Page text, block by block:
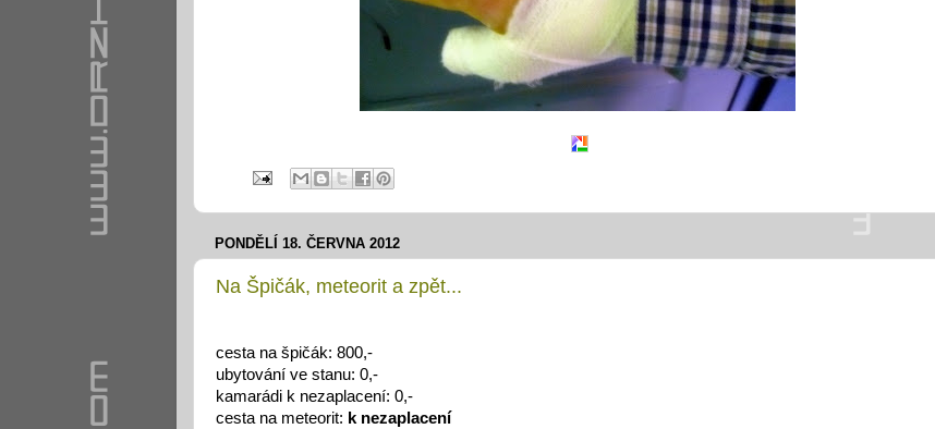
PONDĚLÍ 18. ČERVNA 2012
Na Špičák, meteorit a zpět...
cesta na špičák: 800,-
ubytování ve stanu: 0,-
kamarádi k nezaplacení: 0,-
cesta na meteorit: k nezaplacení